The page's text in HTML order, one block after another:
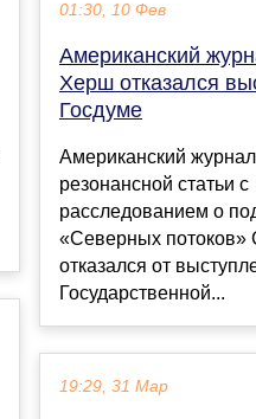
01:30, 10 Фев
Американский
Херш отказался
Госдуме
Американский
резонансной статьи с
расследованием о
«Северных
отказался от
Государственной...
19:29, 31 Мар